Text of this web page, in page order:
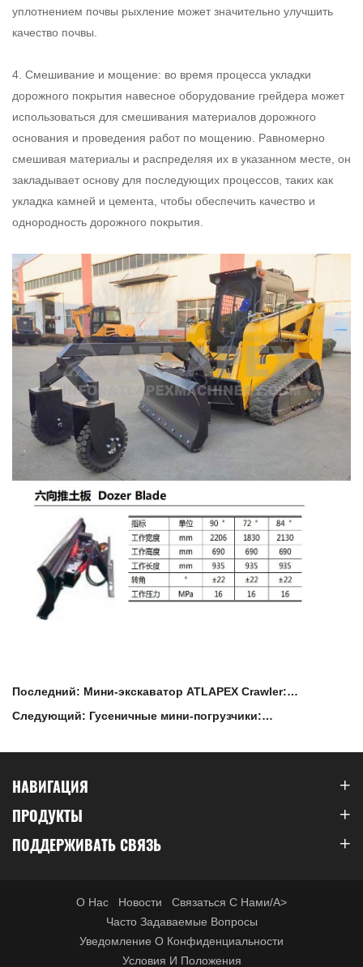
уплотнением почвы рыхление может значительно улучшить
качество почвы.
4. Смешивание и мощение: во время процесса укладки
дорожного покрытия навесное оборудование грейдера может
использоваться для смешивания материалов дорожного
основания и проведения работ по мощению. Равномерно
смешивая материалы и распределяя их в указанном месте, он
закладывает основу для последующих процессов, таких как
укладка камней и цемента, чтобы обеспечить качество и
однородность дорожного покрытия.
Последний: Мини-экскаватор ATLAPEX Crawler:
универсальное решение для ваших строительных нужд
Следующий: Гусеничные мини-погрузчики:
НАВИГАЦИЯ
ПРОДУКТЫ
ПОДДЕРЖИВАТЬ СВЯЗЬ
О Нас Новости
Связаться С Нами/a>
Часто Задаваемые Вопросы
Уведомление О Конфиденциальности
Условия И Положения